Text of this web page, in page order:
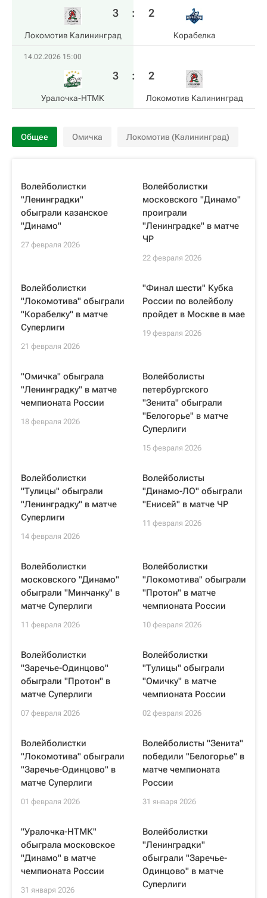
Локомотив Калининград
3 : 2
Корабелка
14.02.2026 15:00
Уралочка-НТМК
3 : 2
Локомотив Калининград
Общее Омичка Локомотив (Калининград)
Волейболистки
"Ленинградки"
обыграли казанское
"Динамо"
27 февраля 2026
Волейболистки
московского "Динамо"
проиграли
"Ленинградке" в матче
ЧР
22 февраля 2026
Волейболистки
"Локомотива" обыграли
"Корабелку" в матче
Суперлиги
21 февраля 2026
"Финал шести" Кубка
России по волейболу
пройдет в Москве в мае
19 февраля 2026
"Омичка" обыграла
"Ленинградку" в матче
чемпионата России
18 февраля 2026
Волейболисты
петербургского
"Зенита" обыграли
"Белогорье" в матче
Суперлиги
15 февраля 2026
Волейболистки
"Тулицы" обыграли
"Ленинградку" в матче
Суперлиги
14 февраля 2026
Волейболисты
"Динамо-ЛО" обыграли
"Енисей" в матче ЧР
11 февраля 2026
Волейболистки
московского "Динамо"
обыграли "Минчанку" в
матче Суперлиги
11 февраля 2026
Волейболистки
"Локомотива" обыграли
"Протон" в матче
чемпионата России
10 февраля 2026
Волейболистки
"Заречье-Одинцово"
обыграли "Протон" в
матче Суперлиги
07 февраля 2026
Волейболистки
"Тулицы" обыграли
"Омичку" в матче
чемпионата России
02 февраля 2026
Волейболистки
"Локомотива" обыграли
"Заречье-Одинцово" в
матче Суперлиги
01 февраля 2026
Волейболисты "Зенита"
победили "Белогорье" в
матче чемпионата
России
31 января 2026
"Уралочка-НТМК"
обыграла московское
"Динамо" в матче
чемпионата России
31 января 2026
Волейболистки
"Ленинградки"
обыграли "Заречье-
Одинцово" в матче
Суперлиги